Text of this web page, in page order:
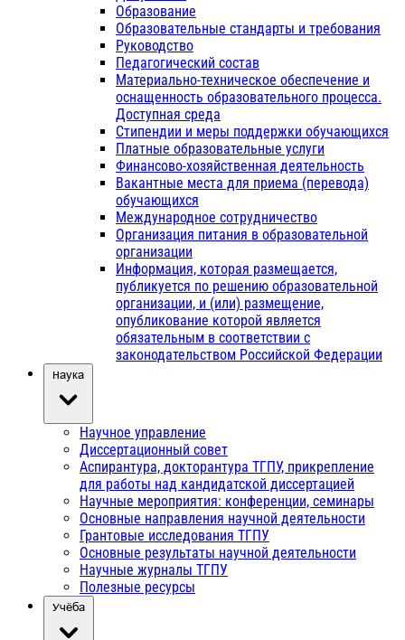
Образование
Образовательные стандарты и требования
Руководство
Педагогический состав
Материально-техническое обеспечение и
оснащенность образовательного процесса.
Доступная среда
Стипендии и меры поддержки обучающихся
Платные образовательные услуги
Финансово-хозяйственная деятельность
Вакантные места для приема (перевода)
обучающихся
Международное сотрудничество
Организация питания в образовательной
организации
Информация, которая размещается,
публикуется по решению образовательной
организации, и (или) размещение,
опубликование которой является
обязательным в соответствии с
законодательством Российской Федерации
Наука
Научное управление
Диссертационный совет
Аспирантура, докторантура ТГПУ, прикрепление
для работы над кандидатской диссертацией
Научные мероприятия: конференции, семинары
Основные направления научной деятельности
Грантовые исследования ТГПУ
Основные результаты научной деятельности
Научные журналы ТГПУ
Полезные ресурсы
Учёба